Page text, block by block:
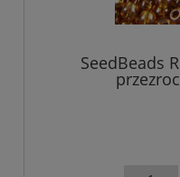
SeedBeads